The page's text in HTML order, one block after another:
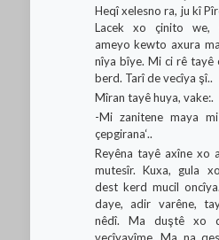
Heqî xelesno ra, ju kî
Lacek xo çinito we,
ameyo kewto axura
nîya bîye. Mi ci rê tayê
berd. Tarî de vecîya şî..
Mîran tayê huya, vake:.
-Mi zanitene maya
çepgirana‘..
Reyêna tayê axîne xo
mutesîr. Kuxa, gula
dest kerd mucil
daye, adir varêne,
nêdî. Ma duştê xo